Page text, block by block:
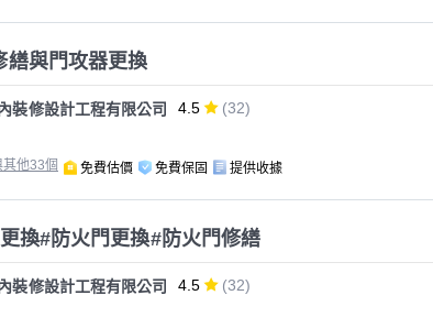
繕與門攻器更換
裝修設計工程有限公司 4.5 (32)
其他33個 免費估價 免費保固 提供收據
換#防火門更換#防火門修繕
裝修設計工程有限公司 4.5 (32)